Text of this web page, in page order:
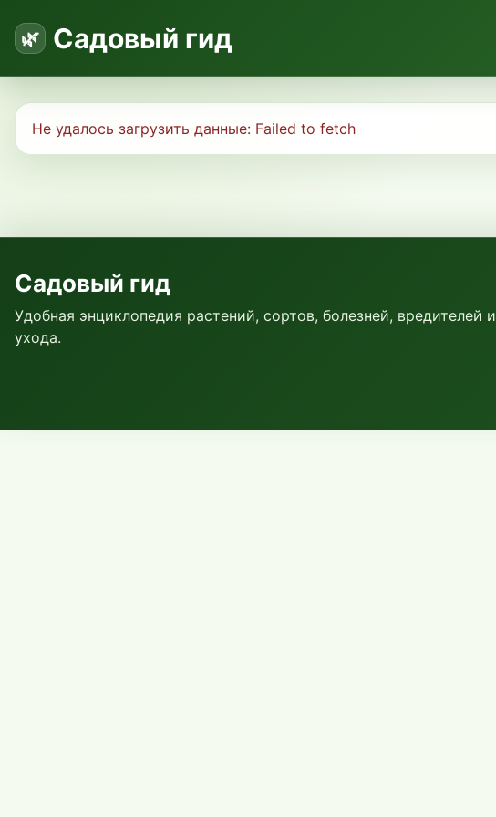
Садовый гид
Не удалось загрузить данные: Failed to fetch
Садовый гид
Удобная энциклопедия растений, сортов, болезней, вредителей и
ухода.